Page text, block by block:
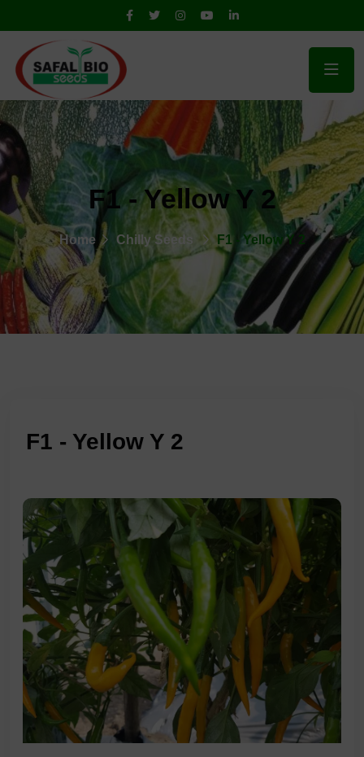
F1 - Yellow Y 2
Home Chilly Seeds F1 - Yellow Y 2
F1 - Yellow Y 2